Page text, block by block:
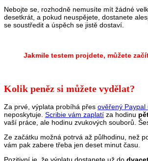
Nebojte se, rozhodně nemusíte mít žádné
desetkrát, a pokud neuspějete, dostanete
se soustředit a úspěch se jistě dostaví.
Jakmile testem projdete, můžete
Kolik peněz si můžete vydělat?
Za prvé, výplata probíhá přes ověřený Paypal
neposkytuje. Scribie vám zaplatí za hodinu
vaší práce, ale hodinu zvukových souborů.
Ze začátku možná potrvá až půlhodinu, než
vám pak zabere třeba jen deset minut času.
Pozitivní je, že výplatu dostanete už do